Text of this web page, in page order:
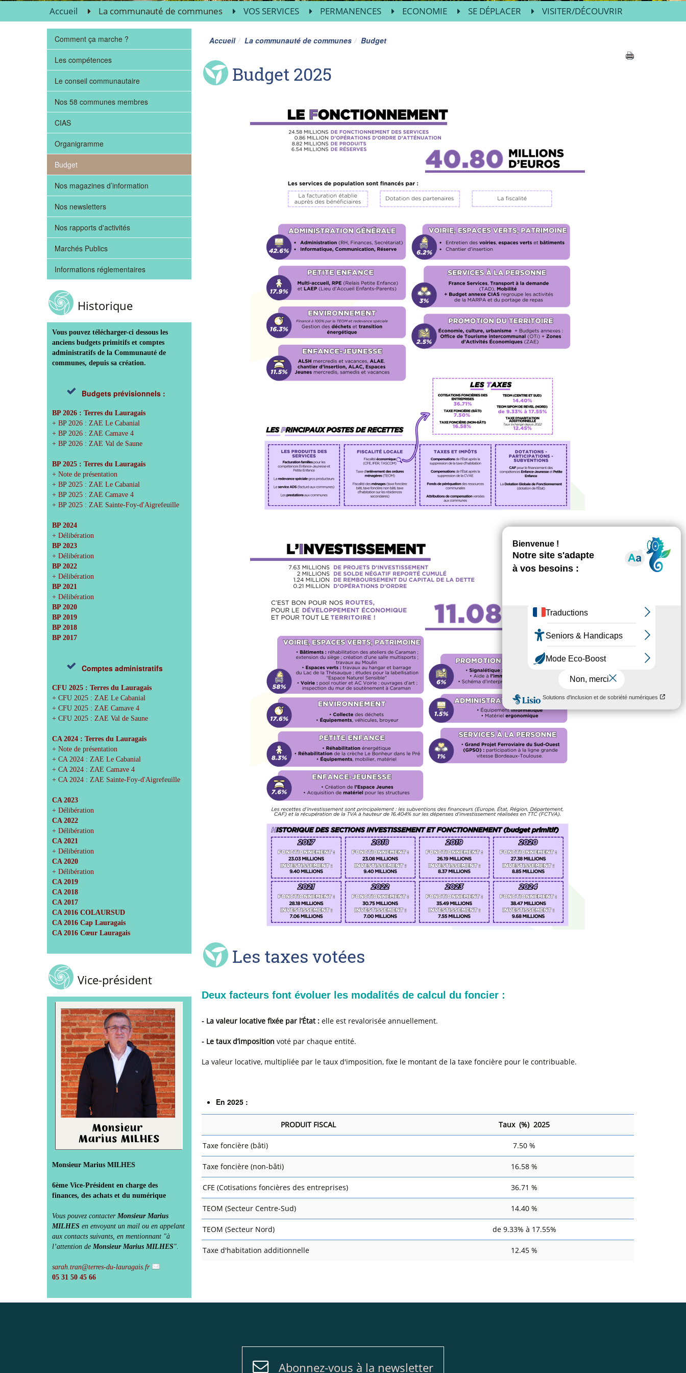
Accueil La communauté de communes VOS SERVICES PERMANENCES ECONOMIE SE DÉPLACER VISITER/DÉCOUVRIR
Accueil La communauté de communes Budget
Budget 2025
Les taxes votées
Deux facteurs font évoluer les modalités de calcul du foncier :
- La valeur locative fixée par l’État :elle est revalorisée annuellement.
- Le taux d’imposition voté par chaque entité.
La valeur locative, multipliée par le taux d'imposition, fixe le montant de la taxe foncière pour le contribuable.
En 2025 :
PRODUIT FISCAL Taux (%) 2025
Taxe foncière (bâti) 7.50 %
Taxe foncière (non-bâti) 16.58 %
CFE (Cotisations foncières des entreprises) 36.71 %
TEOM (Secteur Centre-Sud) 14.40 %
TEOM (Secteur Nord) de 9.33% à 17.55%
Taxe d'habitation additionnelle 12.45 %
Comment ça marche ?
Les compétences
Le conseil communautaire
Nos 58 communes membres
CIAS
Organigramme
Budget
Nos magazines d’information
Nos newsletters
Nos rapports d'activités
Marchés Publics
Informations réglementaires
Historique
Vous pouvez télécharger-ci dessous les
anciens budgets primitifs et comptes
administratifs de la Communauté de
communes, depuis sa création.
Budgets prévisionnels :
BP 2026 : Terres du Lauragais
+ BP 2026 : ZAE Le Cabanial
+ BP 2026 : ZAE Camave 4
+ BP 2026 : ZAE Val de Saune
BP 2025 : Terres du Lauragais
+ Note de présentation
+ BP 2025 : ZAE Le Cabanial
+ BP 2025 : ZAE Camave 4
+ BP 2025 : ZAE Sainte-Foy-d'Aigrefeuille
BP 2024
+ Délibération
BP 2023
+ Délibération
BP 2022
+ Délibération
BP 2021
+ Délibération
BP 2020
BP 2019
BP 2018
BP 2017
Comptes administratifs
CFU 2025 : Terres du Lauragais
+ CFU 2025 : ZAE Le Cabanial
+ CFU 2025 : ZAE Camave 4
+ CFU 2025 : ZAE Val de Saune
CA 2024 : Terres du Lauragais
+ Note de présentation
+ CA 2024 : ZAE Le Cabanial
+ CA 2024 : ZAE Camave 4
+ CA 2024 : ZAE Sainte-Foy-d'Aigrefeuille
CA 2023
+ Délibération
CA 2022
+ Délibération
CA 2021
+ Délibération
CA 2020
+ Délibération
CA 2019
CA 2018
CA 2017
CA 2016 COLAURSUD
CA 2016 Cap Lauragais
CA 2016 Cœur Lauragais
Vice-président
Monsieur Marius MILHES
6ème Vice-Président en charge des
finances, des achats et du numérique
Vous pouvez contacter Monsieur Marius
MILHES en envoyant un mail ou en appelant
aux contacts suivants, en mentionnant "à
l’attention de Monsieur Marius MILHES".
sarah.tran@terres-du-lauragais.fr
05 31 50 45 66
Abonnez-vous à la newsletter